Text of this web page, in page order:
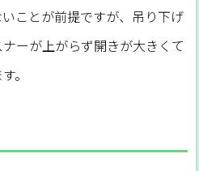
ことが前提ですが、吊り下げ
ーが上がらず開きが大きくて
。